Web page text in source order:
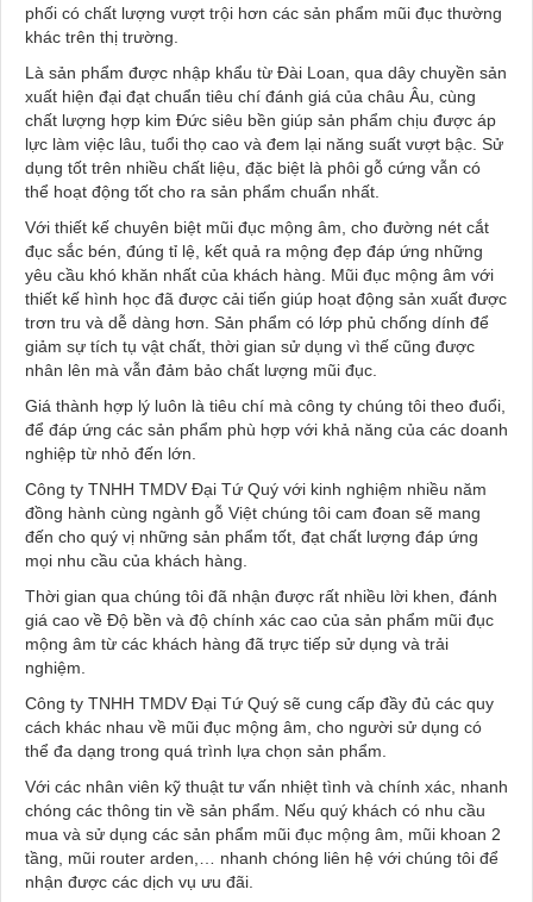
phối có chất lượng vượt trội hơn các sản phẩm mũi đục thường
khác trên thị trường.
Là sản phẩm được nhập khẩu từ Đài Loan, qua dây chuyền sản
xuất hiện đại đạt chuẩn tiêu chí đánh giá của châu Âu, cùng
chất lượng hợp kim Đức siêu bền giúp sản phẩm chịu được áp
lực làm việc lâu, tuổi thọ cao và đem lại năng suất vượt bậc. Sử
dụng tốt trên nhiều chất liệu, đặc biệt là phôi gỗ cứng vẫn có
thể hoạt động tốt cho ra sản phẩm chuẩn nhất.
Với thiết kế chuyên biệt mũi đục mộng âm, cho đường nét cắt
đục sắc bén, đúng tỉ lệ, kết quả ra mộng đẹp đáp ứng những
yêu cầu khó khăn nhất của khách hàng. Mũi đục mộng âm với
thiết kế hình học đã được cải tiến giúp hoạt động sản xuất được
trơn tru và dễ dàng hơn. Sản phẩm có lớp phủ chống dính để
giảm sự tích tụ vật chất, thời gian sử dụng vì thế cũng được
nhân lên mà vẫn đảm bảo chất lượng mũi đục.
Giá thành hợp lý luôn là tiêu chí mà công ty chúng tôi theo đuổi,
để đáp ứng các sản phẩm phù hợp với khả năng của các doanh
nghiệp từ nhỏ đến lớn.
Công ty TNHH TMDV Đại Tứ Quý với kinh nghiệm nhiều năm
đồng hành cùng ngành gỗ Việt chúng tôi cam đoan sẽ mang
đến cho quý vị những sản phẩm tốt, đạt chất lượng đáp ứng
mọi nhu cầu của khách hàng.
Thời gian qua chúng tôi đã nhận được rất nhiều lời khen, đánh
giá cao về Độ bền và độ chính xác cao của sản phẩm mũi đục
mộng âm từ các khách hàng đã trực tiếp sử dụng và trải
nghiệm.
Công ty TNHH TMDV Đại Tứ Quý sẽ cung cấp đầy đủ các quy
cách khác nhau về mũi đục mộng âm, cho người sử dụng có
thể đa dạng trong quá trình lựa chọn sản phẩm.
Với các nhân viên kỹ thuật tư vấn nhiệt tình và chính xác, nhanh
chóng các thông tin về sản phẩm. Nếu quý khách có nhu cầu
mua và sử dụng các sản phẩm mũi đục mộng âm, mũi khoan 2
tầng, mũi router arden,… nhanh chóng liên hệ với chúng tôi để
nhận được các dịch vụ ưu đãi.